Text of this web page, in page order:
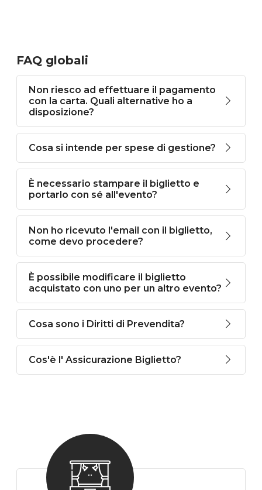
FAQ globali
Non riesco ad effettuare il pagamento
con la carta. Quali alternative ho a
disposizione?
Cosa si intende per spese di gestione?
È necessario stampare il biglietto e
portarlo con sé all'evento?
Non ho ricevuto l'email con il biglietto,
come devo procedere?
È possibile modificare il biglietto
acquistato con uno per un altro evento?
Cosa sono i Diritti di Prevendita?
Cos'è l' Assicurazione Biglietto?